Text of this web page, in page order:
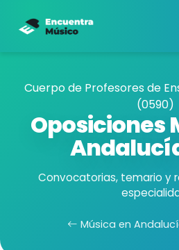
Cuerpo de Profesores de
(0590)
Oposiciones
Convocatorias, temario y
Música en